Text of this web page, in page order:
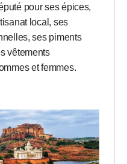
pour ses épices,
local, ses
ses piments
vêtements
et femmes.